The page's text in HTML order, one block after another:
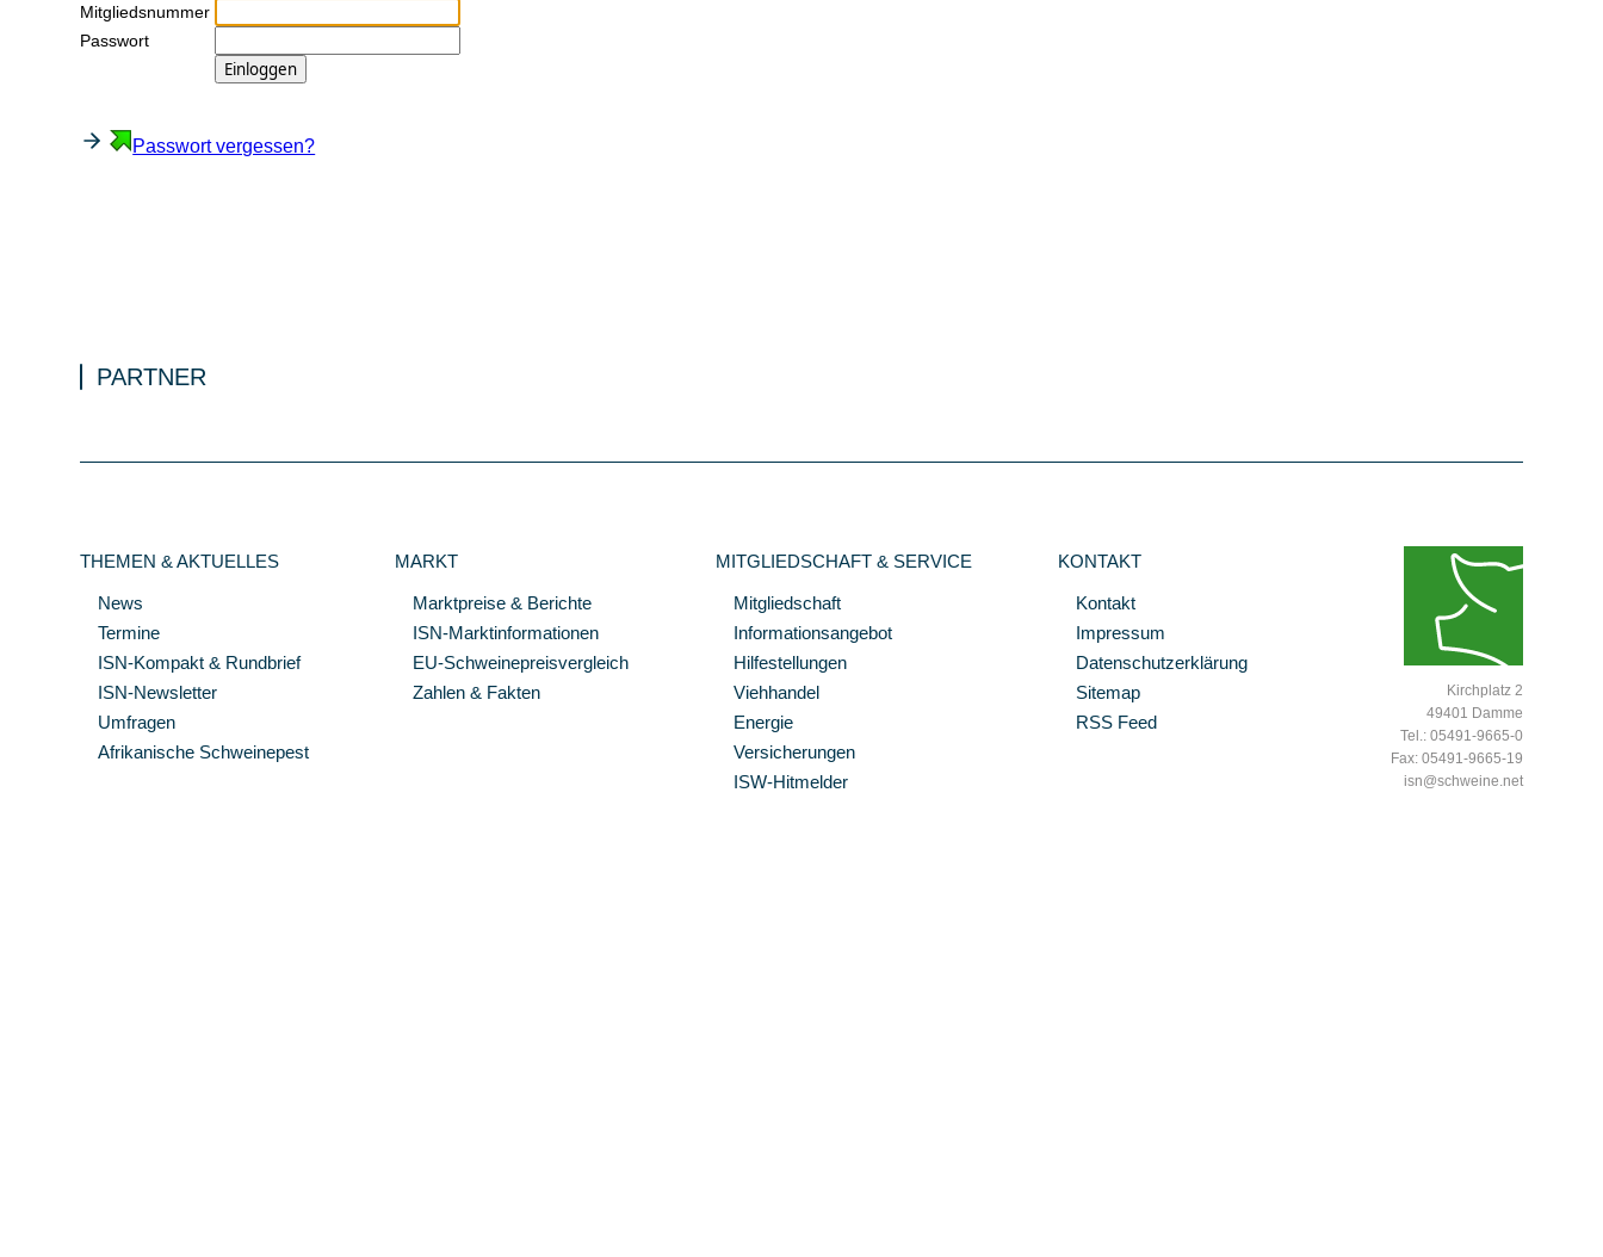
Mitgliedsnummer
Passwort
Passwort vergessen?
PARTNER
THEMEN & AKTUELLES
News
Termine
ISN-Kompakt & Rundbrief
ISN-Newsletter
Umfragen
Afrikanische Schweinepest
MARKT
Marktpreise & Berichte
ISN-Marktinformationen
EU-Schweinepreisvergleich
Zahlen & Fakten
MITGLIEDSCHAFT & SERVICE
Mitgliedschaft
Informationsangebot
Hilfestellungen
Viehhandel
Energie
Versicherungen
ISW-Hitmelder
KONTAKT
Kontakt
Impressum
Datenschutzerklärung
Sitemap
RSS Feed
Kirchplatz 2
49401 Damme
Tel.: 05491-9665-0
Fax: 05491-9665-19
isn@schweine.net